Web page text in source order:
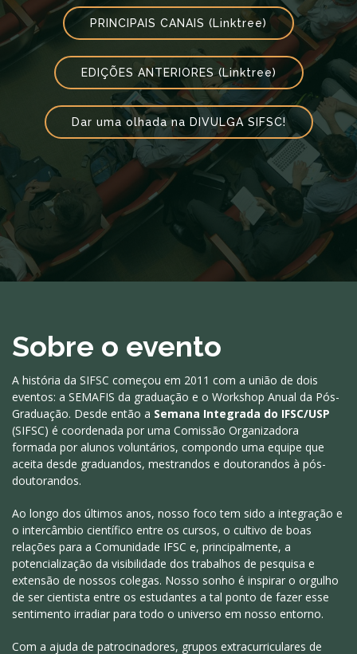
PRINCIPAIS CANAIS (Linktree)
EDIÇÕES ANTERIORES (Linktree)
Dar uma olhada na DIVULGA SIFSC!
Sobre o evento
A história da SIFSC começou em 2011 com a união de dois
eventos: a SEMAFIS da graduação e o Workshop Anual da Pós-
Graduação. Desde então a Semana Integrada do IFSC/USP
(SIFSC) é coordenada por uma Comissão Organizadora
formada por alunos voluntários, compondo uma equipe que
aceita desde graduandos, mestrandos e doutorandos à pós-
doutorandos.
Ao longo dos últimos anos, nosso foco tem sido a integração e
o intercâmbio científico entre os cursos, o cultivo de boas
relações para a Comunidade IFSC e, principalmente, a
potencialização da visibilidade dos trabalhos de pesquisa e
extensão de nossos colegas. Nosso sonho é inspirar o orgulho
de ser cientista entre os estudantes a tal ponto de fazer esse
sentimento irradiar para todo o universo em nosso entorno.
Com a ajuda de patrocinadores, grupos extracurriculares de